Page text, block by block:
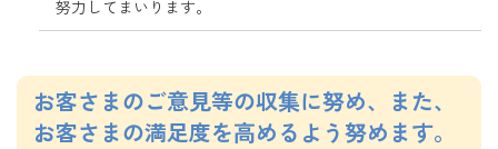
努力してまいります。
お客さまのご意見等の収集に努め、また、
お客さまの満足度を高めるよう努めます。